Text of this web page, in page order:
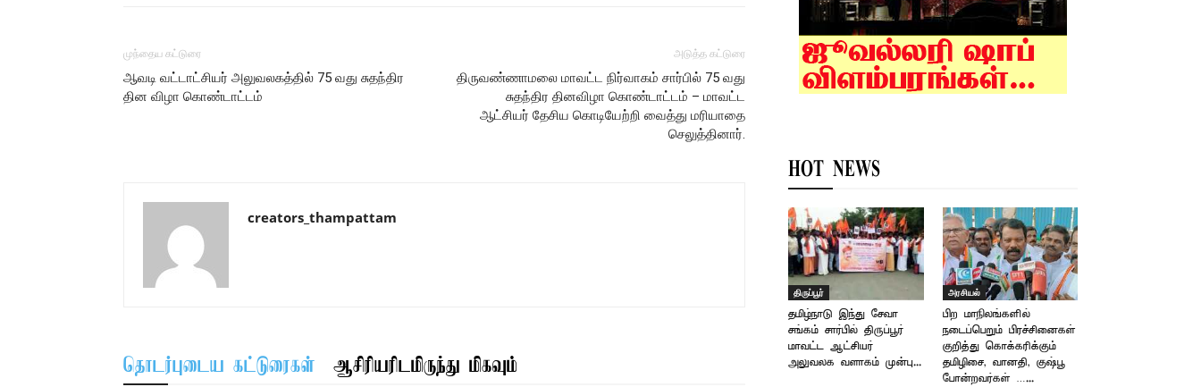
முந்தைய கட்டுரை
ஆவடி வட்டாட்சியர் அலுவலகத்தில் 75 வது சுதந்திர
தின விழா கொண்டாட்டம்
அடுத்த கட்டுரை
திருவண்ணாமலை மாவட்ட நிர்வாகம் சார்பில் 75 வது
சுதந்திர தினவிழா கொண்டாட்டம் – மாவட்ட
ஆட்சியர் தேசிய கொடியேற்றி வைத்து மரியாதை
செலுத்தினார்.
creators_thampattam
தொடர்புடைய கட்டுரைகள் ஆசிரியரிடமிருந்து மிகவும்
HOT NEWS
திருப்பூர்
தமிழ்நாடு இந்து சேவா
சங்கம் சார்பில் திருப்பூர்
மாவட்ட ஆட்சியர்
அலுவலக வளாகம் முன்பு...
அரசியல்
பிற மாநிலங்களில்
நடைப்பெறும் பிரச்சினைகள்
குறித்து கொக்கரிக்கும்
தமிழிசை, வானதி, குஷ்பூ
போன்றவர்கள் …...